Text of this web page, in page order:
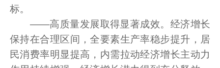
标。
——高质量发展取得显著成效。经济增长
保持在合理区间，全要素生产率稳步提升，居
民消费率明显提高，内需拉动经济增长主动力